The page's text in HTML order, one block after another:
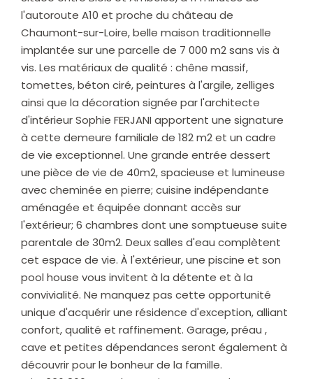
l'autoroute A10 et proche du château de
Chaumont-sur-Loire, belle maison traditionnelle
implantée sur une parcelle de 7 000 m2 sans vis à
vis. Les matériaux de qualité : chêne massif,
tomettes, béton ciré, peintures à l'argile, zelliges
ainsi que la décoration signée par l'architecte
d'intérieur Sophie FERJANI apportent une signature
à cette demeure familiale de 182 m2 et un cadre
de vie exceptionnel. Une grande entrée dessert
une pièce de vie de 40m2, spacieuse et lumineuse
avec cheminée en pierre; cuisine indépendante
aménagée et équipée donnant accès sur
l'extérieur; 6 chambres dont une somptueuse suite
parentale de 30m2. Deux salles d'eau complètent
cet espace de vie. À l'extérieur, une piscine et son
pool house vous invitent à la détente et à la
convivialité. Ne manquez pas cette opportunité
unique d'acquérir une résidence d'exception, alliant
confort, qualité et raffinement. Garage, préau ,
cave et petites dépendances seront également à
découvrir pour le bonheur de la famille.